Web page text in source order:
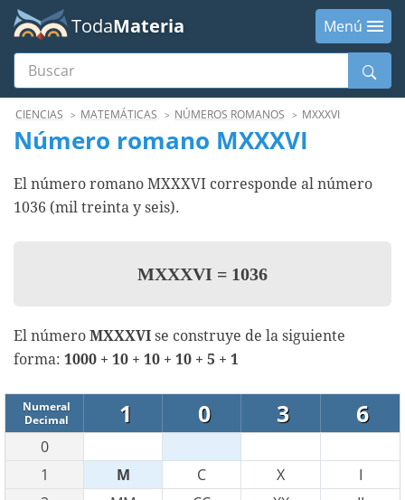
TodaMateria
Menú
Buscar
MenúCIENCIAS MATEMÁTICAS NÚMEROS ROMANOS MXXXVI
Número romano MXXXVI
El número romano MXXXVI corresponde al número
1036 (mil treinta y seis).
MXXXVI = 1036
El número MXXXVI se construye de la siguiente
forma: 1000 + 10 + 10 + 10 + 5 + 1
Numeral
Decimal
1 0 3 6
0
1
M C X
I